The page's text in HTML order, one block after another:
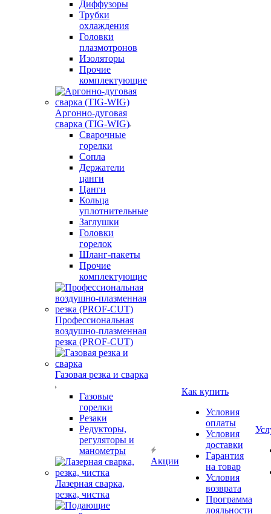
Диффузоры
Трубки
охлаждения
Головки
плазмотронов
Изоляторы
Прочие
комплектующие
Аргонно-дуговая
сварка (TIG-WIG)
Сварочные
горелки
Сопла
Держатели
цанги
Цанги
Кольца
уплотнительные
Заглушки
Головки
горелок
Шланг-пакеты
Прочие
комплектующие
Профессиональная
воздушно-плазменная
резка (PROF-CUT)
Газовая резка и сварка
Газовые
горелки
Резаки
Редукторы,
регуляторы и
манометры
Лазерная сварка,
резка, чистка
Акции
Как купить
Условия
оплаты
Условия
доставки
Гарантия
на товар
Условия
возврата
Программа
лояльности